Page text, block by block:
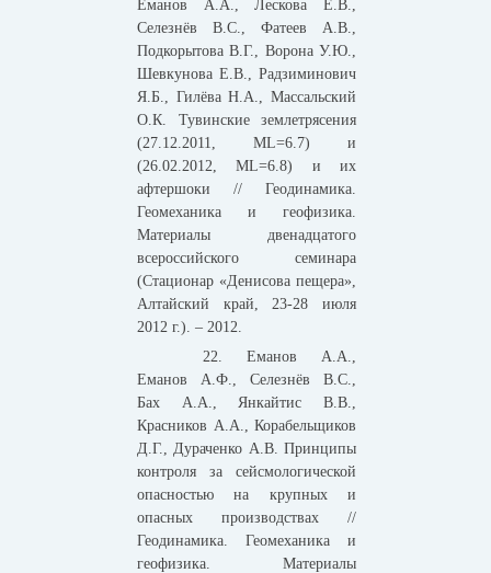
Еманов А.А., Лескова Е.В.,
Селезнёв В.С., Фатеев А.В.,
Подкорытова В.Г., Ворона У.Ю.,
Шевкунова Е.В., Радзиминович
Я.Б., Гилёва Н.А., Массальский
О.К. Тувинские землетрясения
(27.12.2011, МL=6.7) и
(26.02.2012, МL=6.8) и их
афтершоки // Геодинамика.
Геомеханика и геофизика.
Материалы двенадцатого
всероссийского семинара
(Стационар «Денисова пещера»,
Алтайский край, 23-28 июля
2012 г.). – 2012.
22. Еманов А.А.,
Еманов А.Ф., Селезнёв В.С.,
Бах А.А., Янкайтис В.В.,
Красников А.А., Корабельщиков
Д.Г., Дураченко А.В. Принципы
контроля за сейсмологической
опасностью на крупных и
опасных производствах //
Геодинамика. Геомеханика и
геофизика. Материалы